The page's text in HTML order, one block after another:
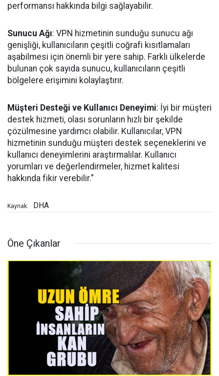
performansı hakkında bilgi sağlayabilir.
Sunucu Ağı: VPN hizmetinin sunduğu sunucu ağı
genişliği, kullanıcıların çeşitli coğrafi kısıtlamaları
aşabilmesi için önemli bir yere sahip. Farklı ülkelerde
bulunan çok sayıda sunucu, kullanıcıların çeşitli
bölgelere erişimini kolaylaştırır.
Müşteri Desteği ve Kullanıcı Deneyimi: İyi bir müşteri
destek hizmeti, olası sorunların hızlı bir şekilde
çözülmesine yardımcı olabilir. Kullanıcılar, VPN
hizmetinin sunduğu müşteri destek seçeneklerini ve
kullanıcı deneyimlerini araştırmalılar. Kullanıcı
yorumları ve değerlendirmeler, hizmet kalitesi
hakkında fikir verebilir.​”
Kaynak: DHA
Öne Çıkanlar